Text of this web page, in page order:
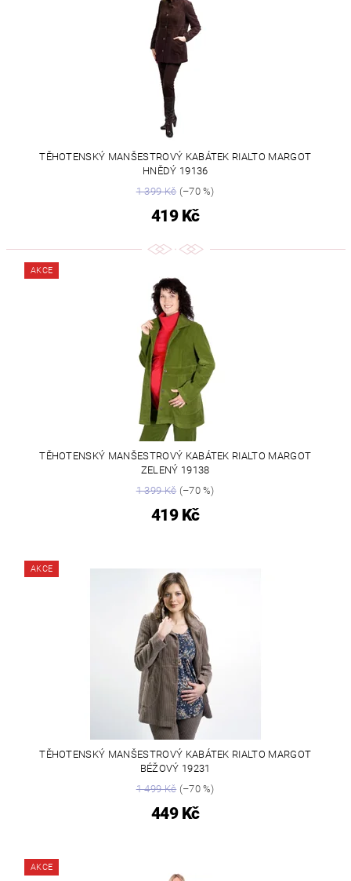
TĚHOTENSKÝ MANŠESTROVÝ KABÁTEK RIALTO MARGOT
HNĚDÝ 19136
1 399 Kč(–70 %)
419 Kč
AKCE
TĚHOTENSKÝ MANŠESTROVÝ KABÁTEK RIALTO MARGOT
ZELENÝ 19138
1 399 Kč(–70 %)
419 Kč
AKCE
TĚHOTENSKÝ MANŠESTROVÝ KABÁTEK RIALTO MARGOT
BÉŽOVÝ 19231
1 499 Kč(–70 %)
449 Kč
AKCE